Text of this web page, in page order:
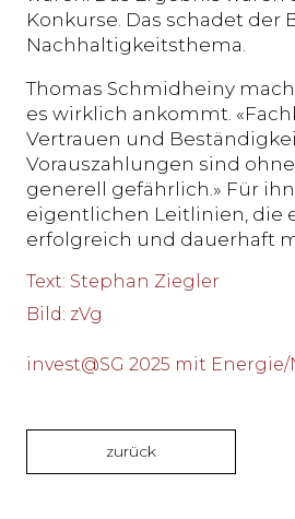
Konkurse. Das schadet der
Nachhaltigkeitsthema.
Thomas Schmidheiny
es wirklich ankommt.
Vertrauen und
Vorauszahlungen sind
generell gefährlich.» Für
eigentlichen Leitlinien, die
erfolgreich und dauerhaft
Text: Stephan Ziegler
Bild: zVg
invest@SG 2025 mit
zurück